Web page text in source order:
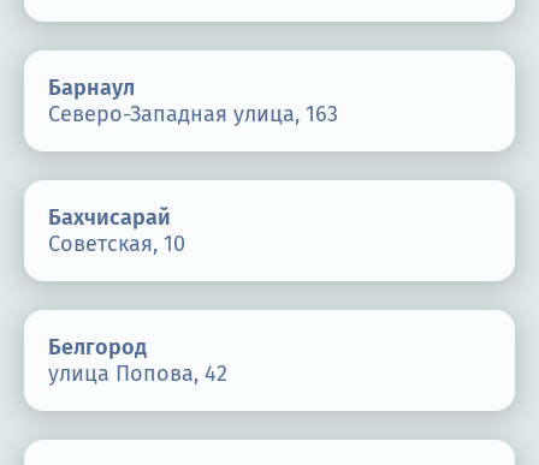
Барнаул
Северо-Западная улица, 163
Бахчисарай
Советская, 10
Белгород
улица Попова, 42